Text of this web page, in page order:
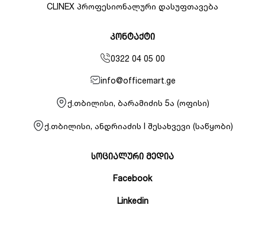
CLINEX პროფესიონალური დასუფთავება
კონტაქტი
0322 04 05 00
info@officemart.ge
ქ.თბილისი, ბარამიძის 5ა (ოფისი)
ქ.თბილისი, ანდრიაძის I შესახვევი (საწყობი)
სოციალური მედია
Facebook
Linkedin